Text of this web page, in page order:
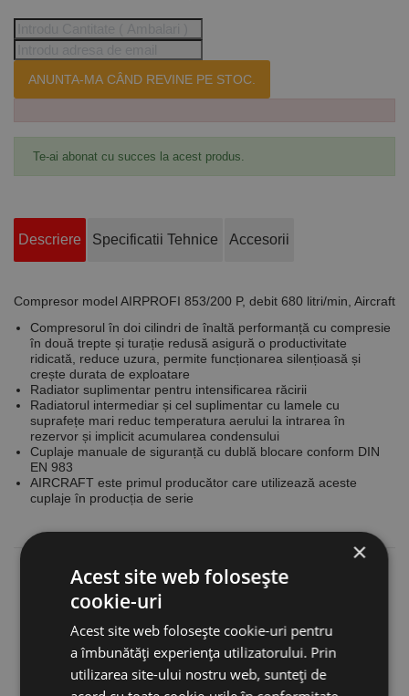
ANUNTA-MA CÂND REVINE PE STOC.
Te-ai abonat cu succes la acest produs.
Descriere Specificatii Tehnice Accesorii
Compresor model AIRPROFI 853/200 P, debit 680 litri/min, Aircraft
Compresorul în doi cilindri de înaltă performanță cu compresie
în două trepte și turație redusă asigură o productivitate
ridicată, reduce uzura, permite funcționarea silențioasă și
crește durata de exploatare
Radiator suplimentar pentru intensificarea răcirii
Radiatorul intermediar și cel suplimentar cu lamele cu
suprafețe mari reduc temperatura aerului la intrarea în
rezervor și implicit acumularea condensului
Cuplaje manuale de siguranță cu dublă blocare conform DIN
EN 983
AIRCRAFT este primul producător care utilizează aceste
cuplaje în producția de serie
×
Acest site web folosește
cookie-uri
Acest site web folosește cookie-uri pentru
a îmbunătăți experiența utilizatorului. Prin
utilizarea site-ului nostru web, sunteți de